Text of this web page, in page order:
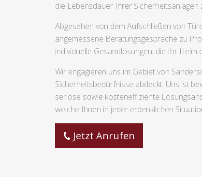
die Lebensdauer Ihrer Sicherheitsanlagen
Abgesehen von dem Aufschließen von
angemessene Beratungsgespräche zu
individuelle Gesamtlösungen, die Ihr
Wir engagieren uns im Gebiet von
Sicherheitsbedürfnisse abdeckt. Uns ist
seriöse sowie kosteneffiziente
welche Ihnen in jeder erdenklichen
Jetzt Anrufen